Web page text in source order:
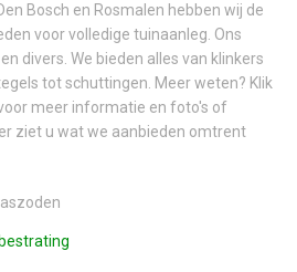
Bosch en Rosmalen hebben wij de
voor volledige tuinaanleg. Ons
divers. We bieden alles van klinkers
tot schuttingen. Meer weten? Klik
meer informatie en foto's of
ziet u wat we aanbieden omtrent